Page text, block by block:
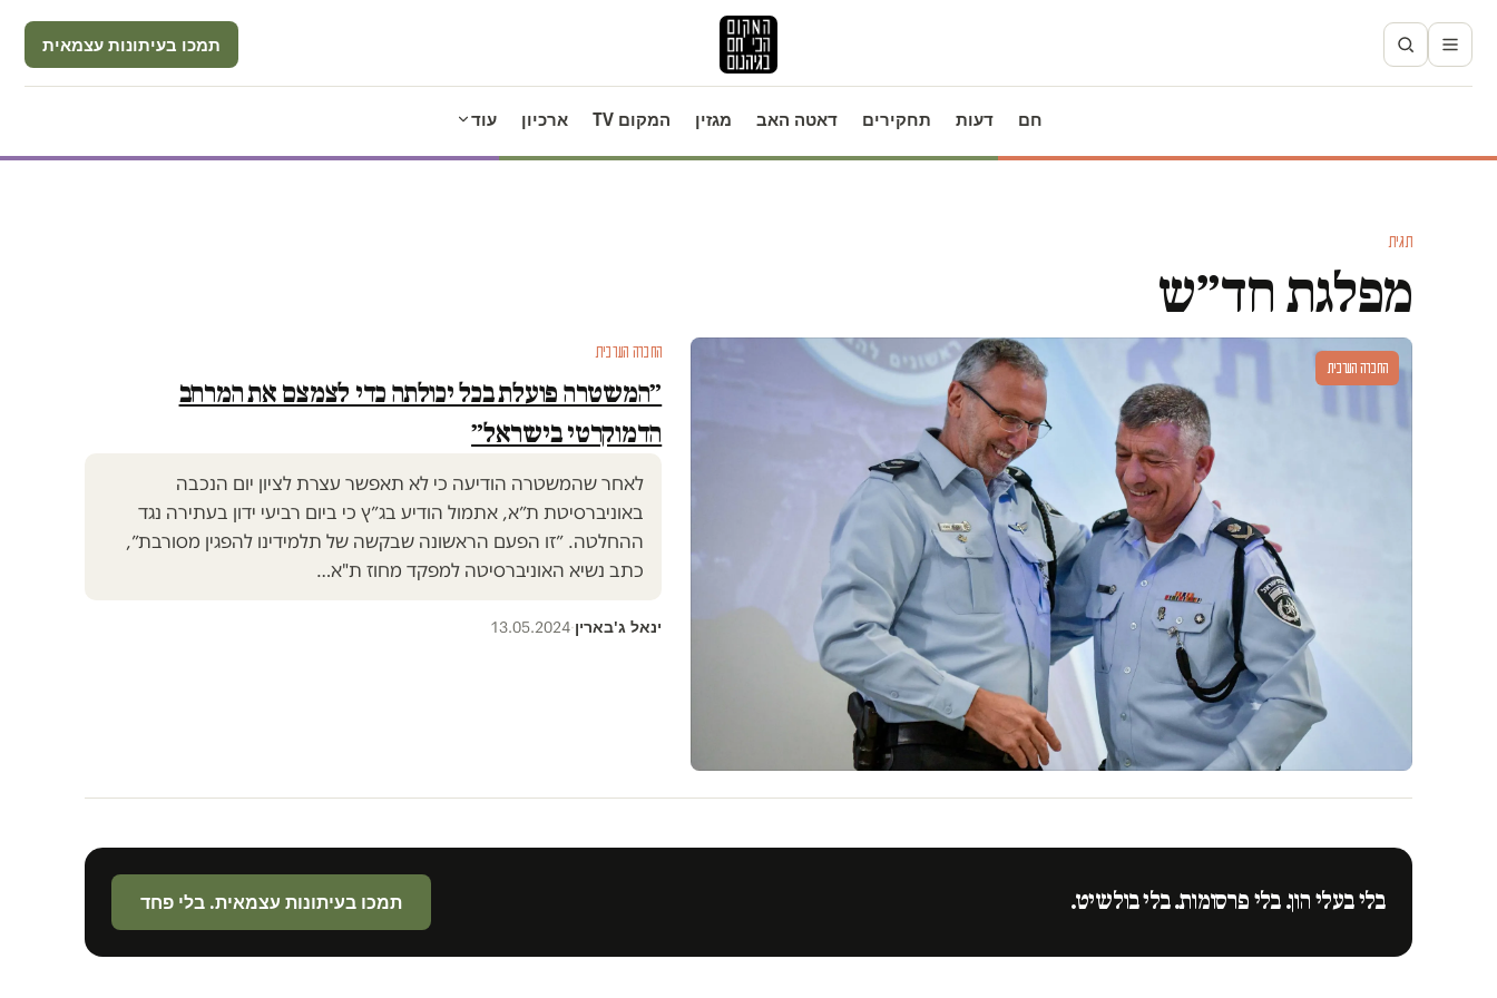
תמכו בעיתונות עצמאית
חם דעות תחקירים דאטה האב מגזין המקום TV ארכיון עוד
תגית
מפלגת חד״ש
החברה הערבית
החברה הערבית
״המשטרה פועלת בכל יכולתה כדי לצמצם את המרחב
הדמוקרטי בישראל״
לאחר שהמשטרה הודיעה כי לא תאפשר עצרת לציון יום הנכבה
באוניברסיטת ת״א, אתמול הודיע בג״ץ כי ביום רביעי ידון בעתירה נגד
ההחלטה. ״זו הפעם הראשונה שבקשה של תלמידינו להפגין מסורבת״,
כתב נשיא האוניברסיטה למפקד מחוז ת"א…
ינאל ג'בארין·
13.05.2024
בלי בעלי הון. בלי פרסומות. בלי בולשיט. תמכו בעיתונות עצמאית. בלי פחד